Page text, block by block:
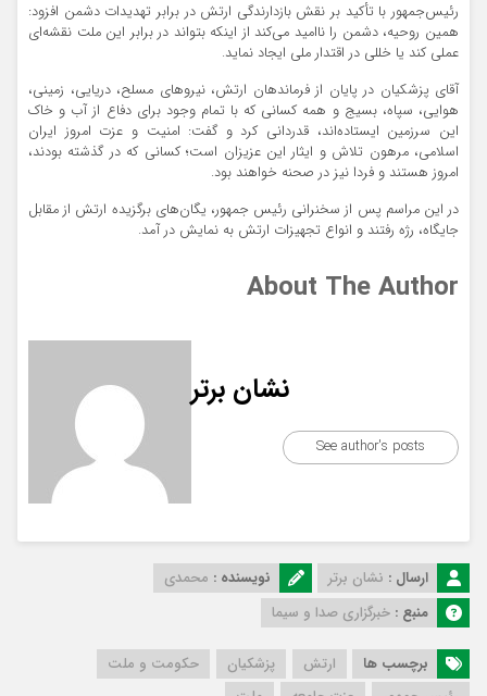
رئیس‌جمهور با تأکید بر نقش بازدارندگی ارتش در برابر تهدیدات دشمن افزود:
همین روحیه، دشمن را ناامید می‌کند از اینکه بتواند در برابر این ملت نقشه‌ای
عملی کند یا خللی در اقتدار ملی ایجاد نماید.
آقای پزشکیان در پایان از فرماندهان ارتش، نیرو‌های مسلح، دریایی، زمینی،
هوایی، سپاه، بسیج و همه کسانی که با تمام وجود برای دفاع از آب و خاک
این سرزمین ایستاده‌اند، قدردانی کرد و گفت: امنیت و عزت امروز ایران
اسلامی، مرهون تلاش و ایثار این عزیزان است؛ کسانی که در گذشته بودند،
امروز هستند و فردا نیز در صحنه خواهند بود.
در این مراسم پس از سخنرانی رئیس جمهور، یگان‌های برگزیده ارتش از مقابل
جایگاه، رژه رفتند و انواع تجهیزات ارتش به نمایش در آمد.
About The Author
نشان برتر
See author's posts
ارسال : نشان برتر نویسنده : محمدی
منبع : خبرگزاری صدا و سیما
برچسب ها ارتش پزشکیان
حکومت و ملت